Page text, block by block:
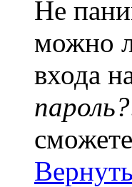
Не
можно
входа
пароль?